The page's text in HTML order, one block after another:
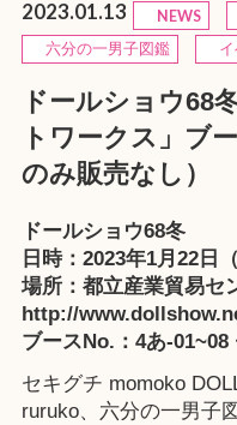
2023.01.13 NEWS
六分の一男子図鑑
イ
ドールショウ68
トワークス」ブ
のみ販売なし）
ドールショウ68冬
日時：2023年1月22日
場所：都立産業貿易セ
http://
ブースNo.：4あ-
セキグチ momoko
ruruko、 六分の一男子